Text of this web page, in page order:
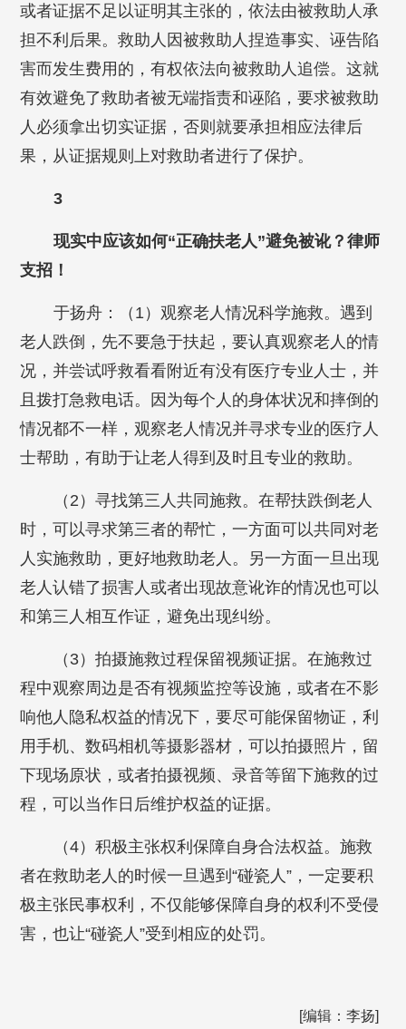
或者证据不足以证明其主张的，依法由被救助人承
担不利后果。救助人因被救助人捏造事实、诬告陷
害而发生费用的，有权依法向被救助人追偿。这就
有效避免了救助者被无端指责和诬陷，要求被救助
人必须拿出切实证据，否则就要承担相应法律后
果，从证据规则上对救助者进行了保护。
3
现实中应该如何“正确扶老人”避免被讹？律师
支招！
于扬舟：（1）观察老人情况科学施救。遇到
老人跌倒，先不要急于扶起，要认真观察老人的情
况，并尝试呼救看看附近有没有医疗专业人士，并
且拨打急救电话。因为每个人的身体状况和摔倒的
情况都不一样，观察老人情况并寻求专业的医疗人
士帮助，有助于让老人得到及时且专业的救助。
（2）寻找第三人共同施救。在帮扶跌倒老人
时，可以寻求第三者的帮忙，一方面可以共同对老
人实施救助，更好地救助老人。另一方面一旦出现
老人认错了损害人或者出现故意讹诈的情况也可以
和第三人相互作证，避免出现纠纷。
（3）拍摄施救过程保留视频证据。在施救过
程中观察周边是否有视频监控等设施，或者在不影
响他人隐私权益的情况下，要尽可能保留物证，利
用手机、数码相机等摄影器材，可以拍摄照片，留
下现场原状，或者拍摄视频、录音等留下施救的过
程，可以当作日后维护权益的证据。
（4）积极主张权利保障自身合法权益。施救
者在救助老人的时候一旦遇到“碰瓷人”，一定要积
极主张民事权利，不仅能够保障自身的权利不受侵
害，也让“碰瓷人”受到相应的处罚。
[编辑：李扬]